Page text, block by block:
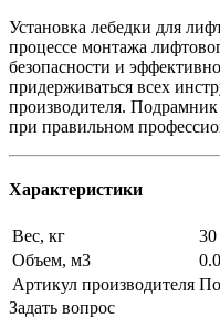
Установка лебедки для
процессе монтажа
безопасности и
придерживаться всех
производителя.
при правильном
Характеристики
Вес, кг
30
Объем, м3
Артикул производителя
Задать вопрос